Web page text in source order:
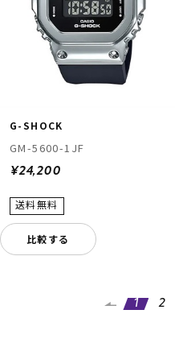
G-SHOCK
GM-5600-1JF
¥24,200
比較する
1 2